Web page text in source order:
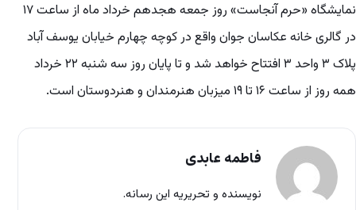
نمایشگاه «حرم آنجاست» روز جمعه هجدهم خرداد ماه از ساعت ۱۷
در گالری خانه عکاسان جوان واقع در کوچه چهارم خیابان یوسف آباد
پلاک ۳ واحد ۳ افتتاح خواهد شد و تا پایان روز سه شنبه ۲۲ خرداد
همه روز از ساعت ۱۶ تا ۱۹ میزبان هنرمندان و هنردوستان است.
فاطمه عابدی
نویسنده و تحریریه این رسانه.